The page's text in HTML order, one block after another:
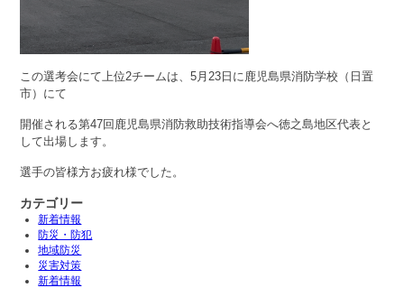
この選考会にて上位2チームは、5月23日に鹿児島県消防学校（日置
市）にて
開催される第47回鹿児島県消防救助技術指導会へ徳之島地区代表と
して出場します。
選手の皆様方お疲れ様でした。
カテゴリー
新着情報
防災・防犯
地域防災
災害対策
新着情報